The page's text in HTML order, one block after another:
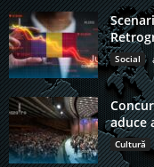
Social
aduce
Cultură